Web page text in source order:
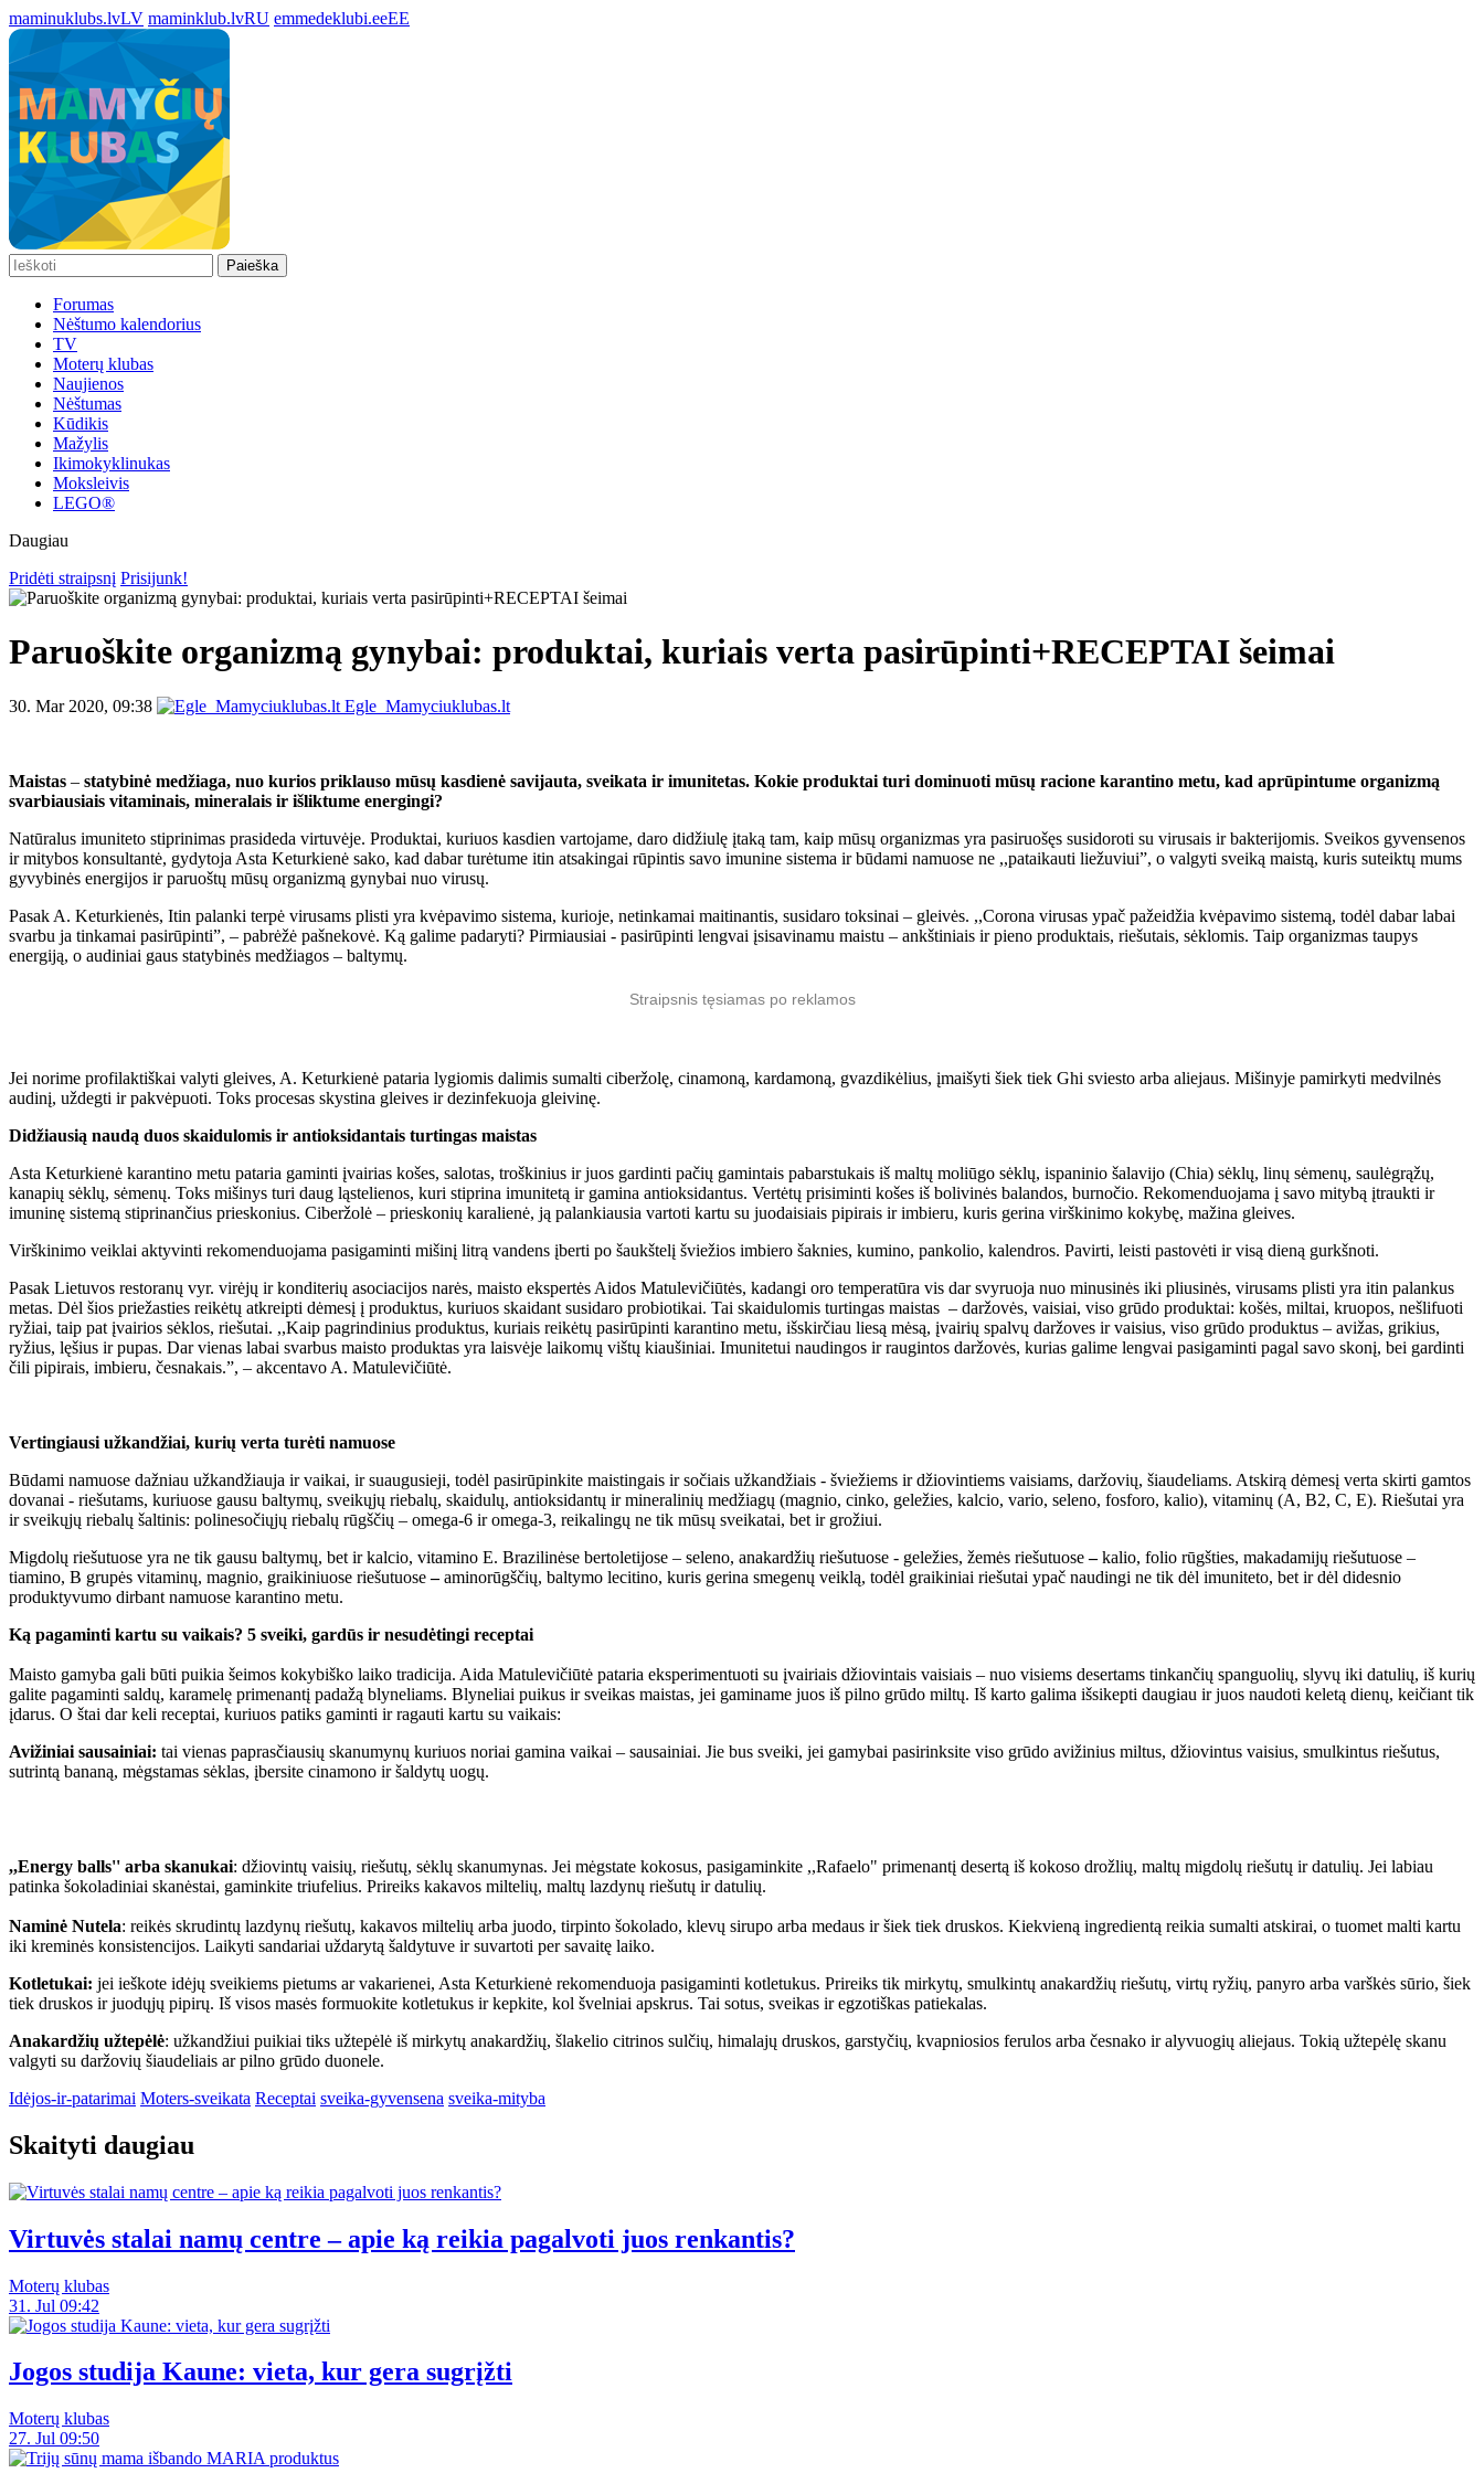
maminuklubs.lvLV maminklub.lvRU emmedeklubi.eeEE
Paieška
Forumas
Nėštumo kalendorius
TV
Moterų klubas
Naujienos
Nėštumas
Kūdikis
Mažylis
Ikimokyklinukas
Moksleivis
LEGO®
Daugiau
Pridėti straipsnį Prisijunk!
Paruoškite organizmą gynybai: produktai, kuriais verta pasirūpinti+RECEPTAI šeimai
30. Mar 2020, 09:38 Egle_Mamyciuklubas.lt
Maistas – statybinė medžiaga, nuo kurios priklauso mūsų kasdienė savijauta, sveikata ir imunitetas. Kokie produktai turi dominuoti mūsų racione karantino metu, kad aprūpintume organizmą
svarbiausiais vitaminais, mineralais ir išliktume energingi?
Natūralus imuniteto stiprinimas prasideda virtuvėje. Produktai, kuriuos kasdien vartojame, daro didžiulę įtaką tam, kaip mūsų organizmas yra pasiruošęs susidoroti su virusais ir bakterijomis. Sveikos gyvensenos
ir mitybos konsultantė, gydytoja Asta Keturkienė sako, kad dabar turėtume itin atsakingai rūpintis savo imunine sistema ir būdami namuose ne ,,pataikauti liežuviui”, o valgyti sveiką maistą, kuris suteiktų mums
gyvybinės energijos ir paruoštų mūsų organizmą gynybai nuo virusų.
Pasak A. Keturkienės, Itin palanki terpė virusams plisti yra kvėpavimo sistema, kurioje, netinkamai maitinantis, susidaro toksinai – gleivės. ,,Corona virusas ypač pažeidžia kvėpavimo sistemą, todėl dabar labai
svarbu ja tinkamai pasirūpinti”, – pabrėžė pašnekovė. Ką galime padaryti? Pirmiausiai - pasirūpinti lengvai įsisavinamu maistu – ankštiniais ir pieno produktais, riešutais, sėklomis. Taip organizmas taupys
energiją, o audiniai gaus statybinės medžiagos – baltymų.
Straipsnis tęsiamas po reklamos
Jei norime profilaktiškai valyti gleives, A. Keturkienė pataria lygiomis dalimis sumalti ciberžolę, cinamoną, kardamoną, gvazdikėlius, įmaišyti šiek tiek Ghi sviesto arba aliejaus. Mišinyje pamirkyti medvilnės
audinį, uždegti ir pakvėpuoti. Toks procesas skystina gleives ir dezinfekuoja gleivinę.
Didžiausią naudą duos skaidulomis ir antioksidantais turtingas maistas
Asta Keturkienė karantino metu pataria gaminti įvairias košes, salotas, troškinius ir juos gardinti pačių gamintais pabarstukais iš maltų moliūgo sėklų, ispaninio šalavijo (Chia) sėklų, linų sėmenų, saulėgrąžų,
kanapių sėklų, sėmenų. Toks mišinys turi daug ląstelienos, kuri stiprina imunitetą ir gamina antioksidantus. Vertėtų prisiminti košes iš bolivinės balandos, burnočio. Rekomenduojama į savo mitybą įtraukti ir
imuninę sistemą stiprinančius prieskonius. Ciberžolė – prieskonių karalienė, ją palankiausia vartoti kartu su juodaisiais pipirais ir imbieru, kuris gerina virškinimo kokybę, mažina gleives.
Virškinimo veiklai aktyvinti rekomenduojama pasigaminti mišinį litrą vandens įberti po šaukštelį šviežios imbiero šaknies, kumino, pankolio, kalendros. Pavirti, leisti pastovėti ir visą dieną gurkšnoti.
Pasak Lietuvos restoranų vyr. virėjų ir konditerių asociacijos narės, maisto ekspertės Aidos Matulevičiūtės, kadangi oro temperatūra vis dar svyruoja nuo minusinės iki pliusinės, virusams plisti yra itin palankus
metas. Dėl šios priežasties reikėtų atkreipti dėmesį į produktus, kuriuos skaidant susidaro probiotikai. Tai skaidulomis turtingas maistas – daržovės, vaisiai, viso grūdo produktai: košės, miltai, kruopos, nešlifuoti
ryžiai, taip pat įvairios sėklos, riešutai. ,,Kaip pagrindinius produktus, kuriais reikėtų pasirūpinti karantino metu, išskirčiau liesą mėsą, įvairių spalvų daržoves ir vaisius, viso grūdo produktus – avižas, grikius,
ryžius, lęšius ir pupas. Dar vienas labai svarbus maisto produktas yra laisvėje laikomų vištų kiaušiniai. Imunitetui naudingos ir raugintos daržovės, kurias galime lengvai pasigaminti pagal savo skonį, bei gardinti
čili pipirais, imbieru, česnakais.”, – akcentavo A. Matulevičiūtė.
Vertingiausi užkandžiai, kurių verta turėti namuose
Būdami namuose dažniau užkandžiauja ir vaikai, ir suaugusieji, todėl pasirūpinkite maistingais ir sočiais užkandžiais - šviežiems ir džiovintiems vaisiams, daržovių, šiaudeliams. Atskirą dėmesį verta skirti gamtos
dovanai - riešutams, kuriuose gausu baltymų, sveikųjų riebalų, skaidulų, antioksidantų ir mineralinių medžiagų (magnio, cinko, geležies, kalcio, vario, seleno, fosforo, kalio), vitaminų (A, B2, C, E). Riešutai yra
ir sveikųjų riebalų šaltinis: polinesočiųjų riebalų rūgščių – omega-6 ir omega-3, reikalingų ne tik mūsų sveikatai, bet ir grožiui.
Migdolų riešutuose yra ne tik gausu baltymų, bet ir kalcio, vitamino E. Brazilinėse bertoletijose – seleno, anakardžių riešutuose - geležies, žemės riešutuose–kalio, folio rūgšties, makadamijų riešutuose –
tiamino, B grupės vitaminų, magnio, graikiniuose riešutuose–aminorūgščių, baltymo lecitino, kuris gerina smegenų veiklą, todėl graikiniai riešutai ypač naudingi ne tik dėl imuniteto, bet ir dėl didesnio
produktyvumo dirbant namuose karantino metu.
Ką pagaminti kartu su vaikais? 5 sveiki, gardūs ir nesudėtingi receptai
Maisto gamyba gali būti puikia šeimos kokybiško laiko tradicija. Aida Matulevičiūtė pataria eksperimentuoti su įvairiais džiovintais vaisiais – nuo visiems desertams tinkančių spanguolių, slyvų iki datulių, iš kurių
galite pagaminti saldų, karamelę primenantį padažą blyneliams. Blyneliai puikus ir sveikas maistas, jei gaminame juos iš pilno grūdo miltų. Iš karto galima išsikepti daugiau ir juos naudoti keletą dienų, keičiant tik
įdarus. O štai dar keli receptai, kuriuos patiks gaminti ir ragauti kartu su vaikais:
Avižiniai sausainiai: tai vienas paprasčiausių skanumynų kuriuos noriai gamina vaikai – sausainiai. Jie bus sveiki, jei gamybai pasirinksite viso grūdo avižinius miltus, džiovintus vaisius, smulkintus riešutus,
sutrintą bananą, mėgstamas sėklas, įbersite cinamono ir šaldytų uogų.
,,Energy balls'' arba skanukai: džiovintų vaisių, riešutų, sėklų skanumynas. Jei mėgstate kokosus, pasigaminkite ,,Rafaelo" primenantį desertą iš kokoso drožlių, maltų migdolų riešutų ir datulių. Jei labiau
patinka šokoladiniai skanėstai, gaminkite triufelius. Prireiks kakavos miltelių, maltų lazdynų riešutų ir datulių.
Naminė Nutela: reikės skrudintų lazdynų riešutų, kakavos miltelių arba juodo, tirpinto šokolado, klevų sirupo arba medaus ir šiek tiek druskos. Kiekvieną ingredientą reikia sumalti atskirai, o tuomet malti kartu
iki kreminės konsistencijos. Laikyti sandariai uždarytą šaldytuve ir suvartoti per savaitę laiko.
Kotletukai: jei ieškote idėjų sveikiems pietums ar vakarienei, Asta Keturkienė rekomenduoja pasigaminti kotletukus. Prireiks tik mirkytų, smulkintų anakardžių riešutų, virtų ryžių, panyro arba varškės sūrio, šiek
tiek druskos ir juodųjų pipirų. Iš visos masės formuokite kotletukus ir kepkite, kol švelniai apskrus. Tai sotus, sveikas ir egzotiškas patiekalas.
Anakardžių užtepėlė: užkandžiui puikiai tiks užtepėlė iš mirkytų anakardžių, šlakelio citrinos sulčių, himalajų druskos, garstyčių, kvapniosios ferulos arba česnako ir alyvuogių aliejaus. Tokią užtepėlę skanu
valgyti su daržovių šiaudeliais ar pilno grūdo duonele.
Idėjos-ir-patarimai Moters-sveikata Receptai sveika-gyvensena sveika-mityba
Skaityti daugiau
Virtuvės stalai namų centre – apie ką reikia pagalvoti juos renkantis?
Moterų klubas
31. Jul 09:42
Jogos studija Kaune: vieta, kur gera sugrįžti
Moterų klubas
27. Jul 09:50